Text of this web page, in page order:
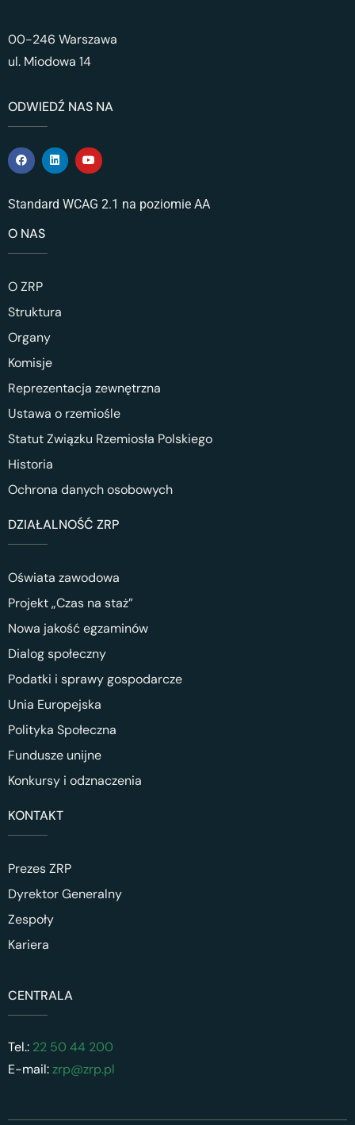
00-246 Warszawa
ul. Miodowa 14
ODWIEDŹ NAS NA
Standard WCAG 2.1 na poziomie AA
O NAS
O ZRP
Struktura
Organy
Komisje
Reprezentacja zewnętrzna
Ustawa o rzemiośle
Statut Związku Rzemiosła Polskiego
Historia
Ochrona danych osobowych
DZIAŁALNOŚĆ ZRP
Oświata zawodowa
Projekt „Czas na staż”
Nowa jakość egzaminów
Dialog społeczny
Podatki i sprawy gospodarcze
Unia Europejska
Polityka Społeczna
Fundusze unijne
Konkursy i odznaczenia
KONTAKT
Prezes ZRP
Dyrektor Generalny
Zespoły
Kariera
CENTRALA
Tel.: 22 50 44 200
E-mail:zrp@zrp.pl